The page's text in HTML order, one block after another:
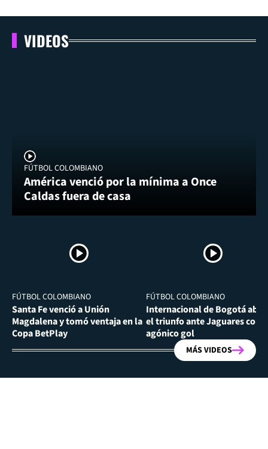
VIDEOS
FÚTBOL COLOMBIANO
América venció por la mínima a Once
Caldas fuera de casa
FÚTBOL COLOMBIANO
Santa Fe venció a Unión
Magdalena y tomó ventaja en la
Copa BetPlay
FÚTBOL COLOMBIANO
Internacional de Bogotá
el triunfo ante Jaguares con
agónico gol
MÁS VIDEOS